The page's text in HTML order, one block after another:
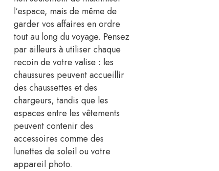
l’espace, mais de même de
garder vos affaires en ordre
tout au long du voyage. Pensez
par ailleurs à utiliser chaque
recoin de votre valise : les
chaussures peuvent accueillir
des chaussettes et des
chargeurs, tandis que les
espaces entre les vêtements
peuvent contenir des
accessoires comme des
lunettes de soleil ou votre
appareil photo.